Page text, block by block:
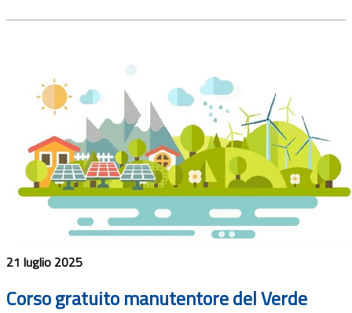
21 luglio 2025
Corso gratuito manutentore del Verde